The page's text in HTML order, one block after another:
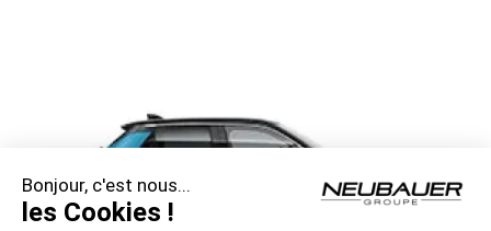
Bonjour, c'est nous...
les Cookies !